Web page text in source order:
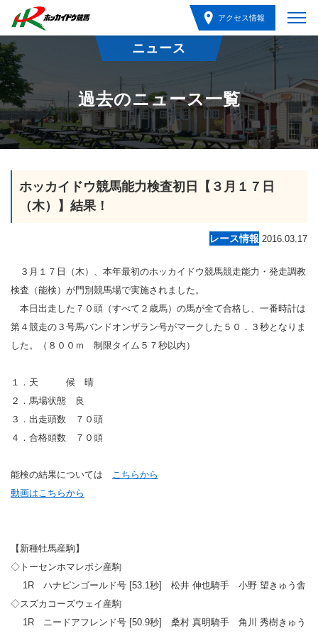
アクセス情報
ニュース
過去のニュース一覧
ホッカイドウ競馬能力検査初日【３月１７日
（木）】結果！
レース情報 2016.03.17
３月１７日（木）、本年最初のホッカイドウ競馬競走能力・発走調教
検査（能検）が門別競馬場で実施されました。
本日出走した７０頭（すべて２歳馬）の馬が全て合格し、一番時計は
第４競走の３号馬バンドオンザラン号がマークした５０．３秒となりま
した。（８００ｍ 制限タイム５７秒以内）
１．天 候 晴
２．馬場状態 良
３．出走頭数 ７０頭
４．合格頭数 ７０頭
能検の結果については こちらから
動画はこちらから
【新種牡馬産駒】
◇トーセンホマレボシ産駒
1R ハナピンゴールド号 [53.1秒] 松井 伸也騎手 小野 望きゅう舎
◇スズカコーズウェイ産駒
1R ニードアフレンド号 [50.9秒] 桑村 真明騎手 角川 秀樹きゅう